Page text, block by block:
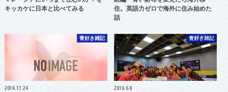
キッカケに日本と比べてみる
住。英語力ゼロで海外に住み始めた
話
青好き雑記
2014.11.24
青好き雑記
2016.6.8